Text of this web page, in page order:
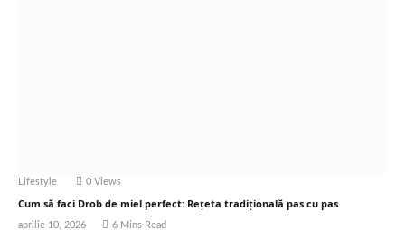
Lifestyle 0 Views
Cum să faci Drob de miel perfect: Rețeta tradițională pas cu pas
aprilie 10, 2026 6 Mins Read